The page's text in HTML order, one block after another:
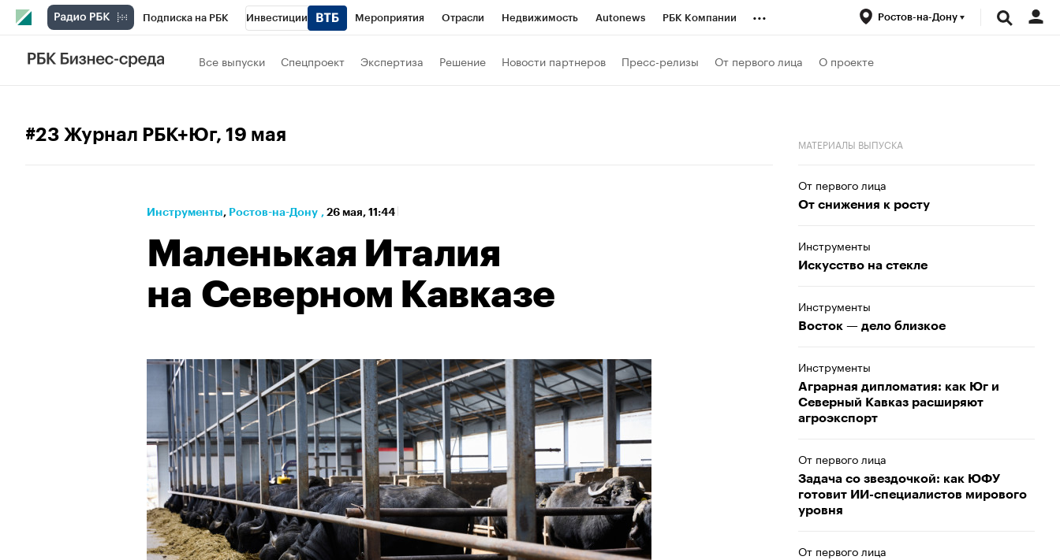
Подписка на РБК Инвестиции Мероприятия Отрасли Недвижимость Autonews РБК Компании
Телеканал
... Ростов-на-Дону
Все выпуски Спецпроект Экспертиза Решение Новости партнеров Пресс-релизы От первого лица О проекте
#23 Журнал РБК+Юг, 19 мая
Инструменты⁠, Ростов-на-Дону , 26 мая, 11:44
Маленькая Италия
на Северном Кавказе
МАТЕРИАЛЫ ВЫПУСКА
От первого лица
От снижения к росту
Инструменты
Искусство на стекле
Инструменты
Восток — дело близкое
Инструменты
Аграрная дипломатия: как Юг и
Северный Кавказ расширяют
агроэкспорт
От первого лица
Задача со звездочкой: как ЮФУ
готовит ИИ-специалистов мирового
уровня
От первого лица